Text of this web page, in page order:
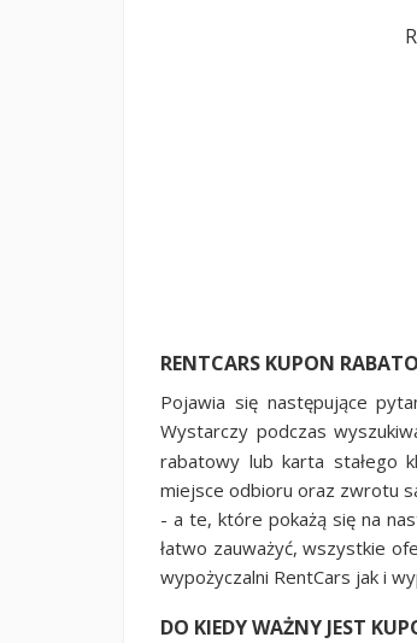
RENTCARS KUPON
Pojawia się następujące
Wystarczy podczas
rabatowy lub karta stałego
miejsce odbioru oraz zwrotu
- a te, które pokażą się na
łatwo zauważyć, wszystkie
wypożyczalni RentCars jak i
DO KIEDY WAŻNY JEST